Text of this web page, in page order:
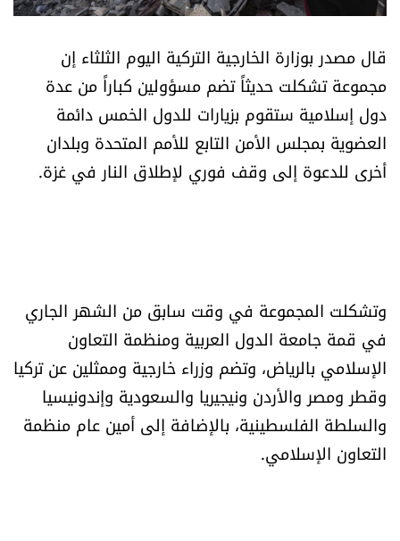
خاص الموقع
كتّابنا
تحت المجهر
آراء
الصحافة الإسرائيلية
ثقافة وفنون
فصل من كتاب
اقرأ تضحك
قال مصدر بوزارة الخارجية التركية اليوم الثلثاء إن
مجموعة تشكلت حديثاً تضم ​​مسؤولين كباراً من عدة
دول إسلامية ستقوم بزيارات للدول الخمس دائمة
العضوية بمجلس الأمن التابع للأمم المتحدة وبلدان
أخرى للدعوة إلى وقف فوري لإطلاق النار في غزة.
وتشكلت المجموعة في وقت سابق من الشهر الجاري
في قمة جامعة الدول العربية ومنظمة التعاون
الإسلامي بالرياض، وتضم وزراء خارجية وممثلين عن تركيا
وقطر ومصر والأردن ونيجيريا والسعودية وإندونيسيا
والسلطة الفلسطينية، بالإضافة إلى أمين عام منظمة
التعاون الإسلامي.